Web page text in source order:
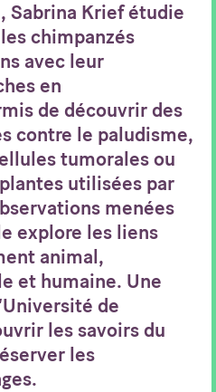
Sabrina Krief étudie
chimpanzés
avec leur
en
de découvrir des
contre le paludisme,
tumorales ou
utilisées par
menées
explore les liens
animal,
et humaine. Une
de
les savoirs du
les